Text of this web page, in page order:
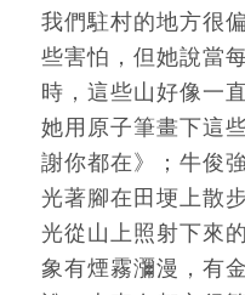
我們駐村的地方很
些害怕，但她說當
時，這些山好像一
她用原子筆畫下這
謝你都在》；牛俊
光著腳在田埂上散
光從山上照射下來
象有煙霧瀰漫，有